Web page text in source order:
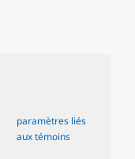
paramètres liés
aux témoins